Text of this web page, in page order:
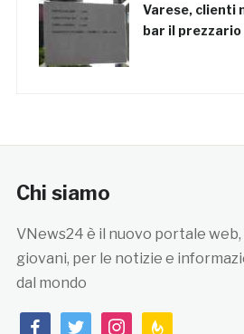
Varese, clienti
bar il prezzario
Chi siamo
VNews24 è il nuovo portale
giovani, per le notizie e
dal mondo
facebooktwitterinstagramfeedburner